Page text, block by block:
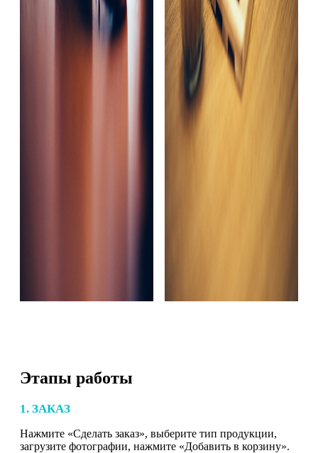
Этапы работы
1. ЗАКАЗ
Нажмите «Сделать заказ», выберите тип продукции,
загрузите фотографии, нажмите «Добавить в корзину».